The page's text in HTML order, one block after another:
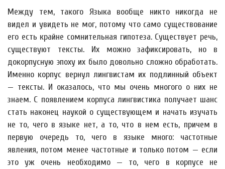
Между тем, такого Языка вообще никто никогда не
видел и увидеть не мог, потому что само существование
его есть крайне сомнительная гипотеза. Существует речь,
существуют тексты. Их можно зафиксировать, но в
докорпусную эпоху их было довольно сложно обработать.
Именно корпус вернул лингвистам их подлинный объект
— тексты. И оказалось, что мы очень многого о них не
знаем. С появлением корпуса лингвистика получает шанс
стать наконец наукой о существующем и начать изучать
не то, чего в языке нет, а то, что в нем есть, причем в
первую очередь то, чего в языке много: частотные
явления, потом менее частотные и только потом — если
это уж очень необходимо — то, чего в корпусе не